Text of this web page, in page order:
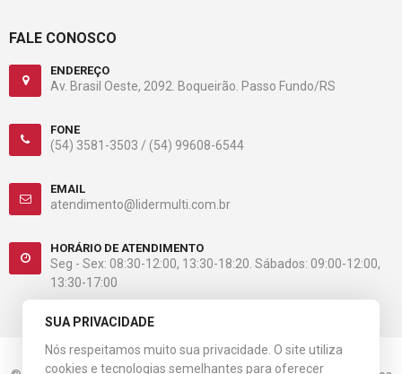
FALE CONOSCO
ENDEREÇO
Av. Brasil Oeste, 2092. Boqueirão. Passo Fundo/RS
FONE
(54) 3581-3503 / (54) 99608-6544
EMAIL
atendimento@lidermulti.com.br
HORÁRIO DE ATENDIMENTO
Seg - Sex: 08:30-12:00, 13:30-18:20. Sábados: 09:00-12:00,
13:30-17:00
SUA PRIVACIDADE
Nós respeitamos muito sua privacidade. O site utiliza
cookies e tecnologias semelhantes para oferecer